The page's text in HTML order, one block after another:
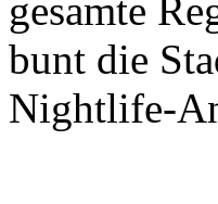
gesamte
bunt die
Nightlife-